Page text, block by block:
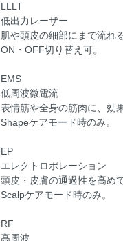
LLLT
低出力レーザー
肌や頭皮の細部にまで流れ
ON・OFF切り替え可。
EMS
低周波微電流
表情筋や全身の筋肉に、効
Shapeケアモード時のみ。
EP
エレクトロポレーション
頭皮・皮膚の通過性を高め
Scalpケアモード時のみ。
RF
高周波